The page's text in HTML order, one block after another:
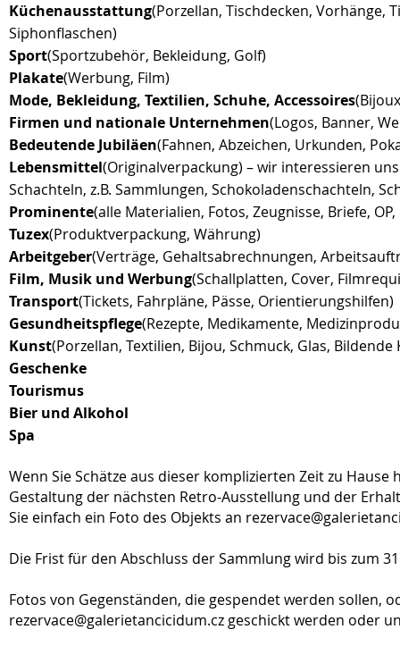
Küchenausstattung(Porzellan, Tischdecken, Vorhänge,
Siphonflaschen)
Sport(Sportzubehör, Bekleidung, Golf)
Plakate(Werbung, Film)
Mode, Bekleidung, Textilien, Schuhe, Accessoires
Firmen und nationale Unternehmen(Logos, Banner,
Bedeutende Jubiläen(Fahnen, Abzeichen, Urkunden,
Lebensmittel(Originalverpackung) – wir interessieren
Schachteln, z.B. Sammlungen, Schokoladenschachteln,
Prominente(alle Materialien, Fotos, Zeugnisse, Briefe,
Tuzex(Produktverpackung, Währung)
Arbeitgeber(Verträge, Gehaltsabrechnungen,
Film, Musik und Werbung(Schallplatten, Cover,
Transport(Tickets, Fahrpläne, Pässe, Orientierungshilfen)
Gesundheitspflege(Rezepte, Medikamente,
Kunst(Porzellan, Textilien, Bijou, Schmuck, Glas, Bildende
Geschenke
Tourismus
Bier und Alkohol
Spa
Wenn Sie Schätze aus dieser komplizierten Zeit zu
Gestaltung der nächsten Retro-Ausstellung und der
Sie einfach ein Foto des Objekts an
Die Frist für den Abschluss der Sammlung wird bis zum
Fotos von Gegenständen, die gespendet werden sollen,
rezervace@galerietancicidum.cz geschickt werden oder